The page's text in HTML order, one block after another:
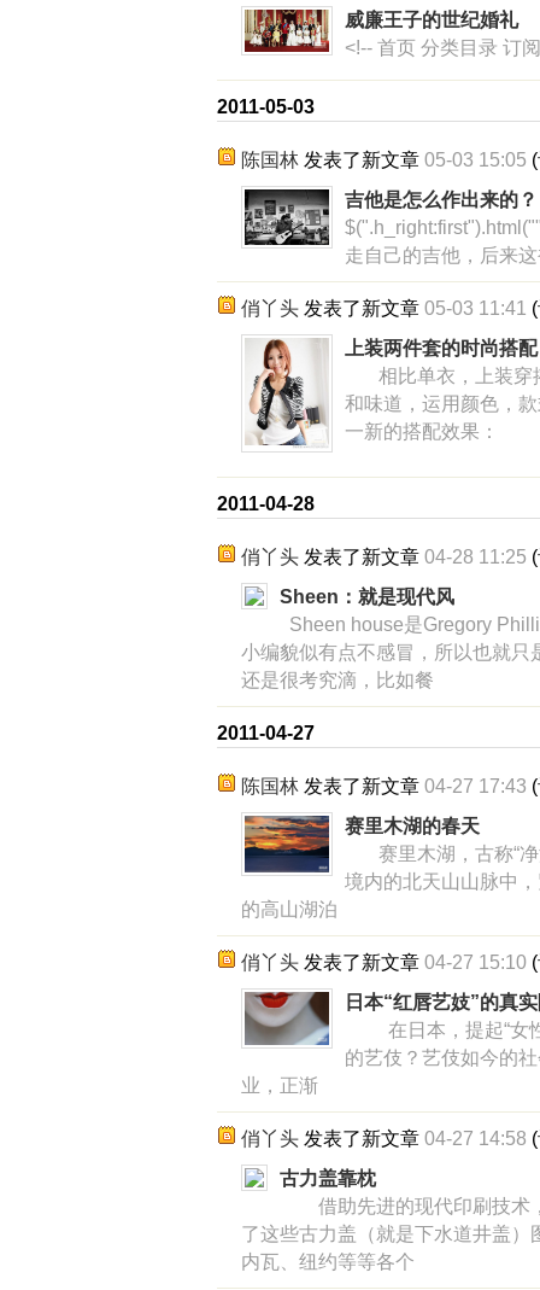
威廉王子的世纪婚礼
<!-- 首页 分类目录 订
2011-05-03
陈国林 发表了新文章 05-03 15:05 (
吉他是怎么作出来的？
走自己的吉他，后来
俏丫头 发表了新文章 05-03 11:41 (
上装两件套的时尚搭配
相比单衣，上装穿
和味道，运用颜色，
一新的搭配效果：
2011-04-28
俏丫头 发表了新文章 04-28 11:25 (
Sheen：就是现代风
Sheen house是Gregory
小编貌似有点不感冒，所以也就
还是很考究滴，比如餐
2011-04-27
陈国林 发表了新文章 04-27 17:43 (
赛里木湖的春天
赛里木湖，古称“净
境内的北天山山脉中
的高山湖泊
俏丫头 发表了新文章 04-27 15:10 (
日本“红唇艺妓”的真
在日本，提起“女性
的艺伎？艺伎如今的
业，正渐
俏丫头 发表了新文章 04-27 14:58 (
古力盖靠枕
借助先进的现代印刷技术
了这些古力盖（就是下水道井盖）
内瓦、纽约等等各个